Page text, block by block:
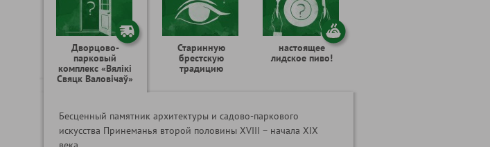
Дворцово-
парковый
комплекс «Вялікі
Свяцк Валовічаў»
Старинную
брестскую
традицию
настоящее
лидское пиво!
Бесценный памятник архитектуры и садово-паркового
искусства Принеманья второй половины XVIII – начала XIX